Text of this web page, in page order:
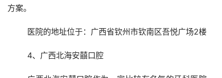
方案。
	医院的地址位于：广西省钦州市钦南区吾悦广场2楼
	4、广西北海安囍口腔